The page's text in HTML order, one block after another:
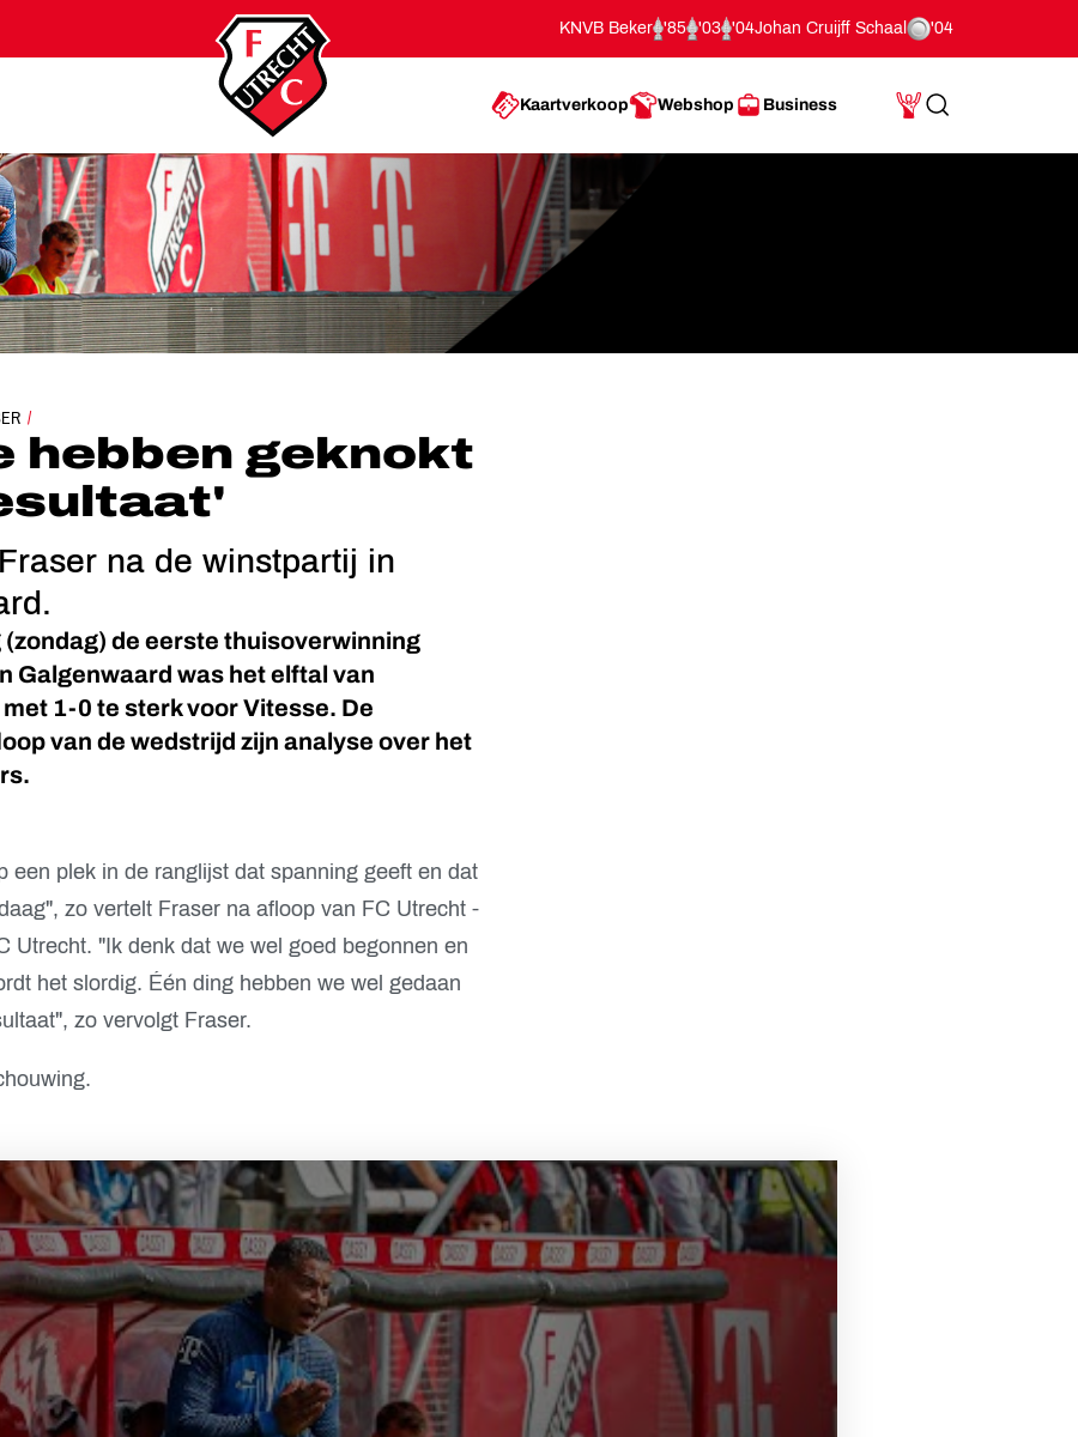
KNVB Beker '85 '03 '04Johan Cruijff Schaal '04
Kaartverkoop Webshop Business
Mijn Account
Search
VOOR EEN RESULTAAT'
hebben geknokt
na de winstpartij in
de eerste thuisoverwinning
Galgenwaard was het elftal van
1-0 te sterk voor Vitesse. De
van de wedstrijd zijn analyse over het
een plek in de ranglijst dat spanning geeft en dat
zo vertelt Fraser na afloop van FC Utrecht -
Utrecht. "Ik denk dat we wel goed begonnen en
het slordig. Één ding hebben we wel gedaan
zo vervolgt Fraser.